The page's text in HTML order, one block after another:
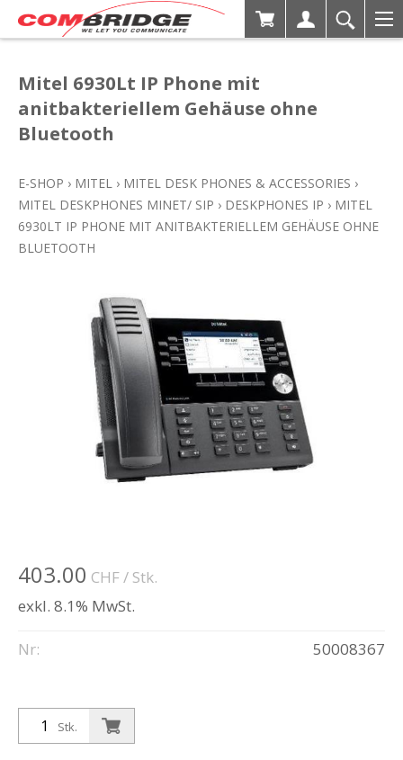
Mitel 6930Lt IP Phone mit
anitbakteriellem Gehäuse ohne
Bluetooth
E-SHOP › MITEL › MITEL DESK PHONES & ACCESSORIES ›
MITEL DESKPHONES MINET/ SIP › DESKPHONES IP › MITEL
6930LT IP PHONE MIT ANITBAKTERIELLEM GEHÄUSE OHNE
BLUETOOTH
403.00 CHF/ Stk.
exkl. 8.1% MwSt.
Nr: 50008367
Stk.